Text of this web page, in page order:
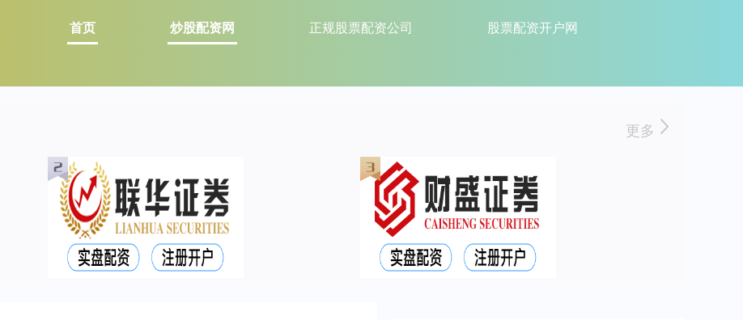
首页 炒股配资网 正规股票配资公司 股票配资开户网
更多